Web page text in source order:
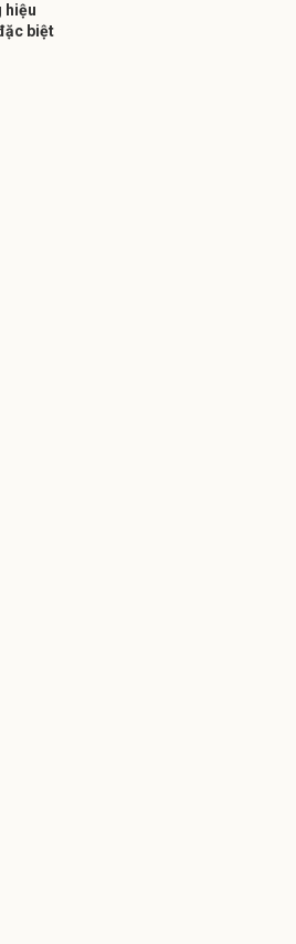
hiệu
biệt